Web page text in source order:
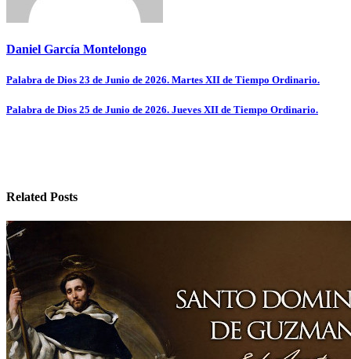
Daniel García Montelongo
Navegación
de
Palabra de Dios 23 de Junio de 2026. Martes XII de Tiempo Ordinario.
Palabra de Dios 25 de Junio de 2026. Jueves XII de Tiempo Ordinario.
Related Posts